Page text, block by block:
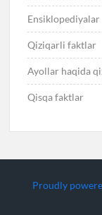
Ensiklopediyalar
Qiziqarli faktlar
Ayollar haqida
Qisqa faktlar
Proudly